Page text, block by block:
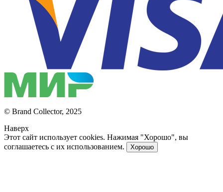
© Brand Collector, 2025
Наверх
Этот сайт использует cookies. Нажимая "Хорошо", вы
соглашаетесь с их использованием.
Хорошо